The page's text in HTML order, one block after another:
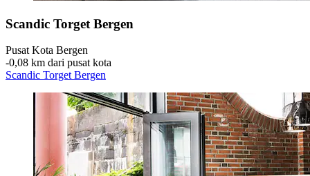
Scandic Torget Bergen
Pusat Kota Bergen
‐0,08 km dari pusat kota
Scandic Torget Bergen